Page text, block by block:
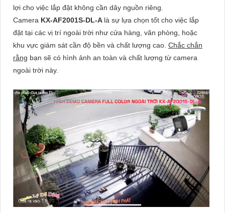
lợi cho việc lắp đặt không cần dây nguồn riêng.
Camera KX-AF2001S-DL-A là sự lựa chọn tốt cho việc lắp
đặt tại các vị trí ngoài trời như cửa hàng, văn phòng, hoặc
khu vực giám sát cần độ bền và chất lượng cao. Chắc chắn
rằng bạn sẽ có hình ảnh an toàn và chất lượng từ camera
ngoài trời này.